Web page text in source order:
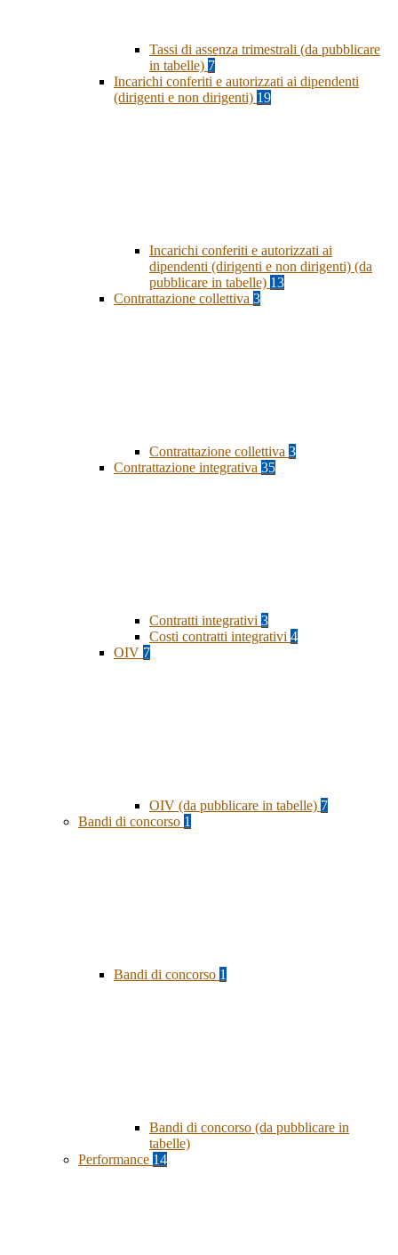
Tassi di assenza trimestrali (da pubblicare
in tabelle) 7
Incarichi conferiti e autorizzati ai dipendenti
(dirigenti e non dirigenti) 19
Incarichi conferiti e autorizzati ai
dipendenti (dirigenti e non dirigenti) (da
pubblicare in tabelle) 13
Contrattazione collettiva 3
Contrattazione collettiva 3
Contrattazione integrativa 35
Contratti integrativi 3
Costi contratti integrativi 4
OIV 7
OIV (da pubblicare in tabelle) 7
Bandi di concorso 1
Bandi di concorso 1
Bandi di concorso (da pubblicare in
tabelle)
Performance 14